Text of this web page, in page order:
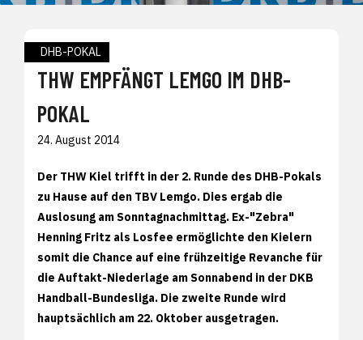
DHB-POKAL
THW EMPFÄNGT LEMGO IM DHB-
POKAL
24. August 2014
Der THW Kiel trifft in der 2. Runde des DHB-Pokals
zu Hause auf den TBV Lemgo. Dies ergab die
Auslosung am Sonntagnachmittag. Ex-"Zebra"
Henning Fritz als Losfee ermöglichte den Kielern
somit die Chance auf eine frühzeitige Revanche für
die Auftakt-Niederlage am Sonnabend in der DKB
Handball-Bundesliga. Die zweite Runde wird
hauptsächlich am 22. Oktober ausgetragen.